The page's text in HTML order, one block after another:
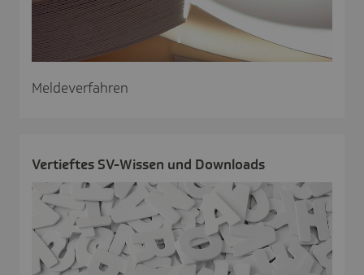
Meldeverfahren
Vertieftes SV-Wissen und Down­loads